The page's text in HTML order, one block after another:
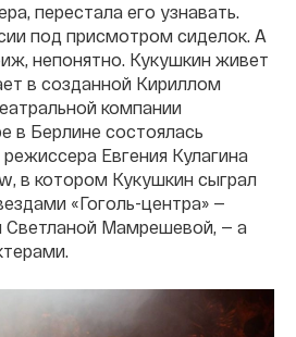
перестала его узнавать.
под присмотром сиделок. А
непонятно. Кукушкин живет
в созданной Кириллом
компании
в Берлине состоялась
Евгения Кулагина
в котором Кукушкин сыграл
«Гоголь-центра» —
Мамрешевой, — а